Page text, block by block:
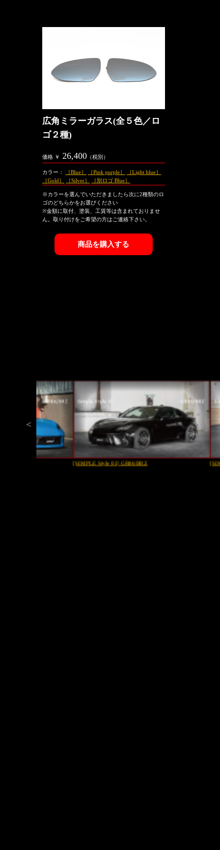
広角ミラーガラス(全５色／ロ
ゴ２種)
価格 ￥ 26,400（税別）
カラー： ［Blue］ ［Pink purple］
［Light blue］
［Gold］
［Silver］ ［別ロゴ Blue］
※カラーを選んでいただきましたら次に2種類のロ
ゴのどちらかをお選びください
※金額に取付、塗装、工賃等は含まれておりませ
ん。取り付けをご希望の方はご連絡下さい。
商品を購入する
[SIMPLE Style 01] GR86/BRZ [SIMPLE style]